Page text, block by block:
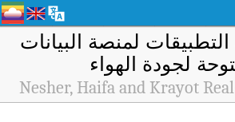
لمنصة البيانات
لجودة الهواء
Nesher, Haifa and Krayot